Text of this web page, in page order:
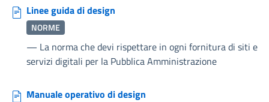
Linee guida di design
NORME
— La norma che devi rispettare in ogni fornitura di siti e
servizi digitali per la Pubblica Amministrazione
Manuale operativo di design